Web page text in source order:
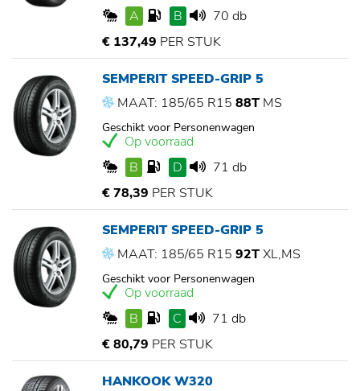
A
B
70 db
€ 137,49 PER STUK
SEMPERIT SPEED-GRIP 5
MAAT: 185/65 R15 88T MS
Geschikt voor Personenwagen
Op voorraad
B
D
71 db
€ 78,39 PER STUK
SEMPERIT SPEED-GRIP 5
MAAT: 185/65 R15 92TXL,MS
Geschikt voor Personenwagen
Op voorraad
B
C
71 db
€ 80,79 PER STUK
HANKOOK W320